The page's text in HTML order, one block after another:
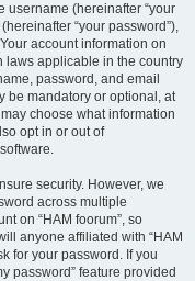
username (hereinafter “your
“your password”),
account information on
laws applicable in the country
password, and email
be mandatory or optional, at
choose what information
opt in or out of
security. However, we
across multiple
on “HAM foorum”, so
anyone affiliated with “HAM
for your password. If you
password” feature provided